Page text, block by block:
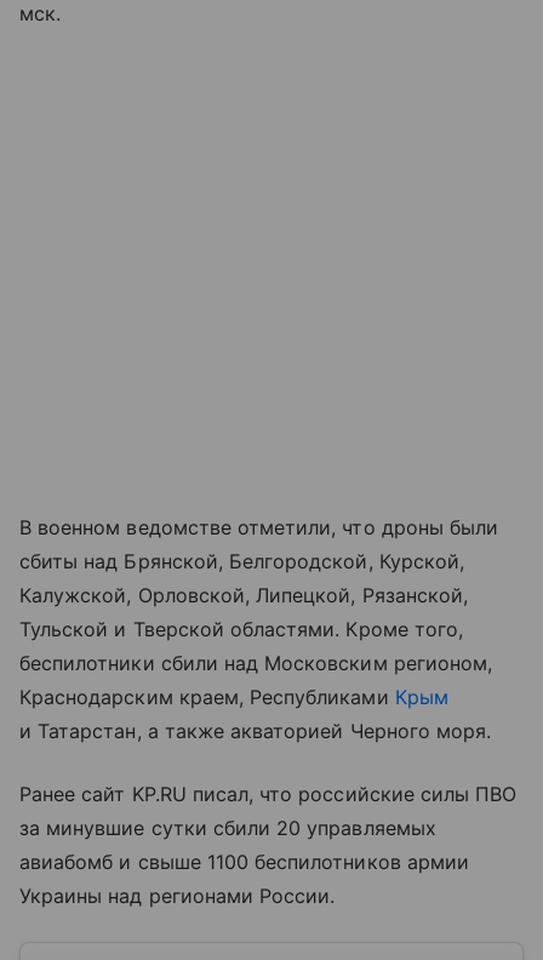
мск.
В военном ведомстве отметили, что дроны были
сбиты над Брянской, Белгородской, Курской,
Калужской, Орловской, Липецкой, Рязанской,
Тульской и Тверской областями. Кроме того,
беспилотники сбили над Московским регионом,
Краснодарским краем, Республиками Крым
и Татарстан, а также акваторией Черного моря.
Ранее сайт KP.RU писал, что российские силы ПВО
за минувшие сутки сбили 20 управляемых
авиабомб и свыше 1100 беспилотников армии
Украины над регионами России.